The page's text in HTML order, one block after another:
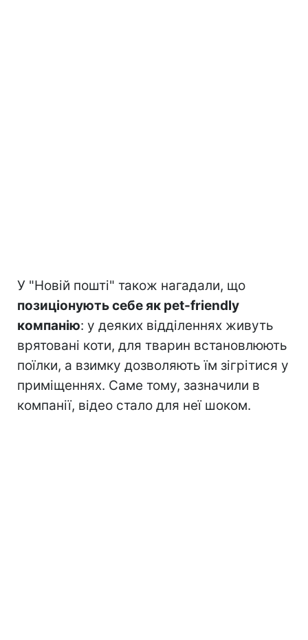
У "Новій пошті" також нагадали, що
позиціонують себе як pet-friendly
компанію: у деяких відділеннях живуть
врятовані коти, для тварин встановлюють
поїлки, а взимку дозволяють їм зігрітися у
приміщеннях. Саме тому, зазначили в
компанії, відео стало для неї шоком.